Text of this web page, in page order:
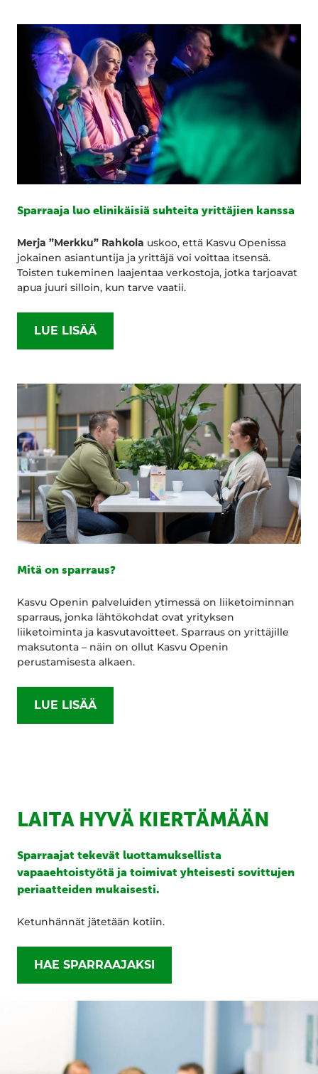
Sparraaja luo elinikäisiä suhteita yrittäjien kanssa
Merja ”Merkku” Rahkola uskoo, että Kasvu Openissa
jokainen asiantuntija ja yrittäjä voi voittaa itsensä.
Toisten tukeminen laajentaa verkostoja, jotka tarjoavat
apua juuri silloin, kun tarve vaatii.
LUE LISÄÄ
Mitä on sparraus?
Kasvu Openin palveluiden ytimessä on liiketoiminnan
sparraus, jonka lähtökohdat ovat yrityksen
liiketoiminta ja kasvutavoitteet. Sparraus on yrittäjille
maksutonta – näin on ollut Kasvu Openin
perustamisesta alkaen.
LUE LISÄÄ
LAITA HYVÄ KIERTÄMÄÄN
Sparraajat tekevät luottamuksellista
vapaaehtoistyötä ja toimivat yhteisesti sovittujen
periaatteiden mukaisesti.
Ketunhännät jätetään kotiin.
HAE SPARRAAJAKSI